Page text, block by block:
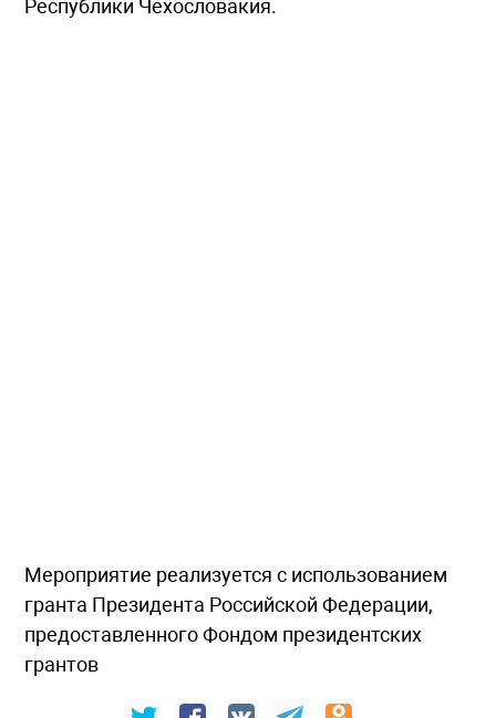
Республики Чехословакия.
Мероприятие реализуется с использованием
гранта Президента Российской Федерации,
предоставленного Фондом президентских
грантов